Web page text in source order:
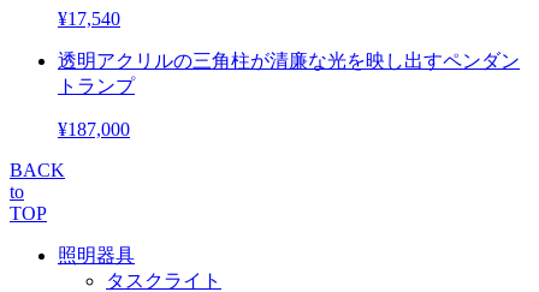
¥17,540
透明アクリルの三角柱が清廉な光を映し出すペンダン
トランプ
¥187,000
BACK
to
TOP
照明器具
タスクライト